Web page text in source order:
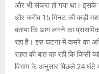
और भी संकरा हो गया था। इसके
और करीब 15 मिनट की कड़ी
बताया कि आग लगने का
रहा है। इस घटना में कमरे का
राहत की बात यह रही कि किसी
विभाग के अनुसार पिछले 24